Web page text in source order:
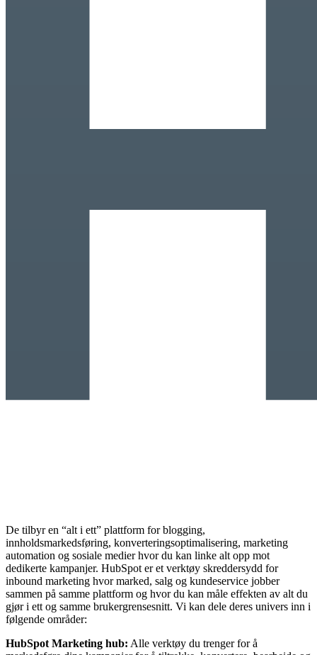
De tilbyr en “alt i ett” plattform for blogging,
innholdsmarkedsføring, konverteringsoptimalisering, marketing
automation og sosiale medier hvor du kan linke alt opp mot
dedikerte kampanjer. HubSpot er et verktøy skreddersydd for
inbound marketing hvor marked, salg og kundeservice jobber
sammen på samme plattform og hvor du kan måle effekten av alt du
gjør i ett og samme brukergrensesnitt. Vi kan dele deres univers inn i
følgende områder:
HubSpot Marketing hub: Alle verktøy du trenger for å